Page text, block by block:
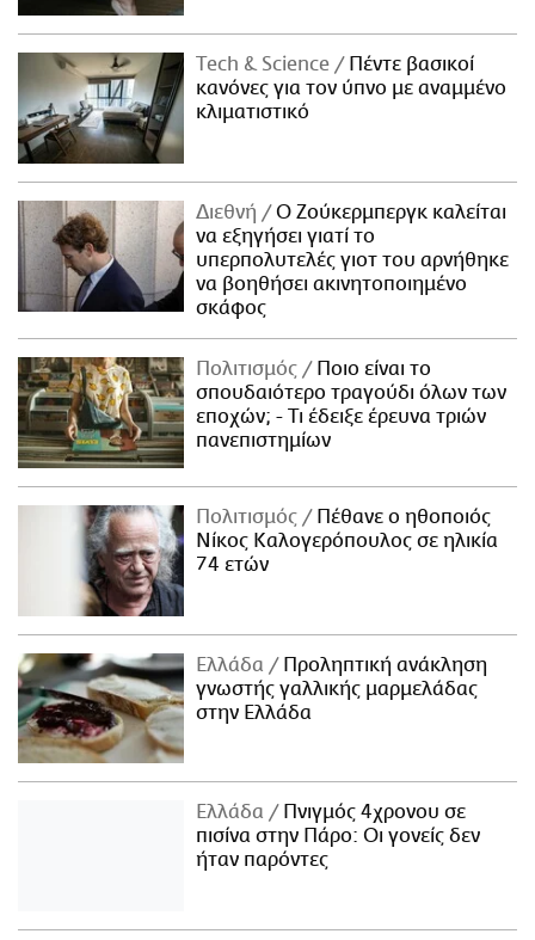
Τech & Science
Πέντε βασικοί
κανόνες για τον ύπνο με αναμμένο
κλιματιστικό
Διεθνή
Ο Ζούκερμπεργκ καλείται
να εξηγήσει γιατί το
υπερπολυτελές γιοτ του αρνήθηκε
να βοηθήσει ακινητοποιημένο
σκάφος
Πολιτισμός
Ποιο είναι το
σπουδαιότερο τραγούδι όλων των
εποχών; - Τι έδειξε έρευνα τριών
πανεπιστημίων
Πολιτισμός
Πέθανε ο ηθοποιός
Νίκος Καλογερόπουλος σε ηλικία
74 ετών
Ελλάδα
Προληπτική ανάκληση
γνωστής γαλλικής μαρμελάδας
στην Ελλάδα
Ελλάδα
Πνιγμός 4χρονου σε
πισίνα στην Πάρο: Οι γονείς δεν
ήταν παρόντες